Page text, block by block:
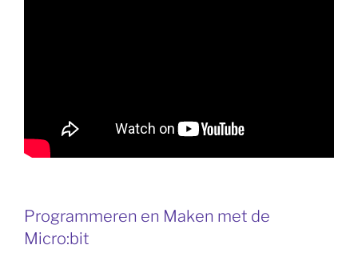
Programmeren en Maken met de
Micro:bit